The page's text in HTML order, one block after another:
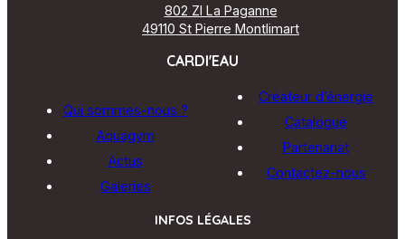
802 ZI La Paganne
49110 St Pierre Montlimart
CARDI'EAU
Qui sommes-nous ?
Aquagym
Actus
Galeries
Créateur d’énergie
Catalogue
Partenariat
Contactez-nous
INFOS LÉGALES